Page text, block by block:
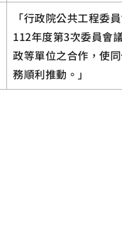
「行政院公共工程委
112年度第3次委員會
政等單位之合作，使
務順利推動。」